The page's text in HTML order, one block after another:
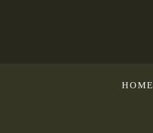
HOME